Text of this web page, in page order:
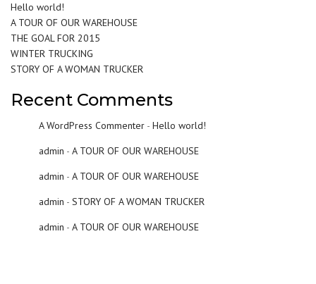
Hello world!
A TOUR OF OUR WAREHOUSE
THE GOAL FOR 2015
WINTER TRUCKING
STORY OF A WOMAN TRUCKER
Recent Comments
A WordPress Commenter - Hello world!
admin - A TOUR OF OUR WAREHOUSE
admin - A TOUR OF OUR WAREHOUSE
admin - STORY OF A WOMAN TRUCKER
admin - A TOUR OF OUR WAREHOUSE